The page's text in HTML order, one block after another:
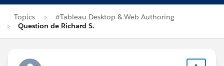
Topics
#Tableau Desktop & Web Authoring
Question de Richard S.